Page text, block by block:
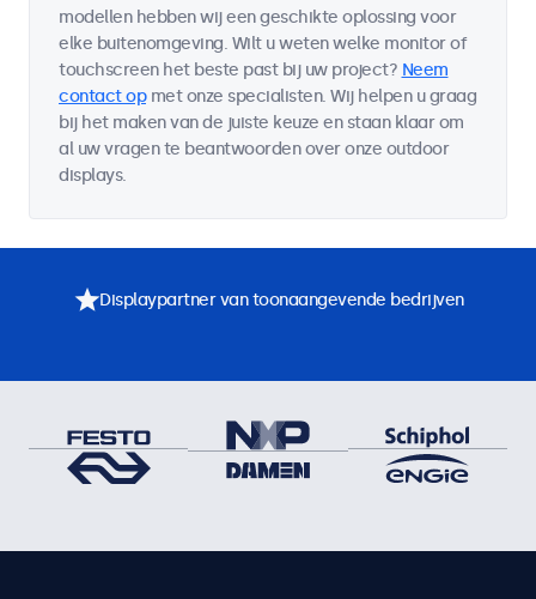
modellen hebben wij een geschikte oplossing voor
elke buitenomgeving. Wilt u weten welke monitor of
touchscreen het beste past bij uw project? Neem
contact opmet onze specialisten. Wij helpen u graag
bij het maken van de juiste keuze en staan klaar om
al uw vragen te beantwoorden over onze outdoor
displays.
Displaypartner van toonaangevende bedrijven